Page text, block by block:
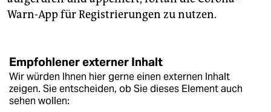
Warn-App für Registrierungen zu nutzen.
Empfohlener externer Inhalt
Wir würden Ihnen hier gerne einen externen Inhalt
zeigen. Sie entscheiden, ob Sie dieses Element auch
sehen wollen: